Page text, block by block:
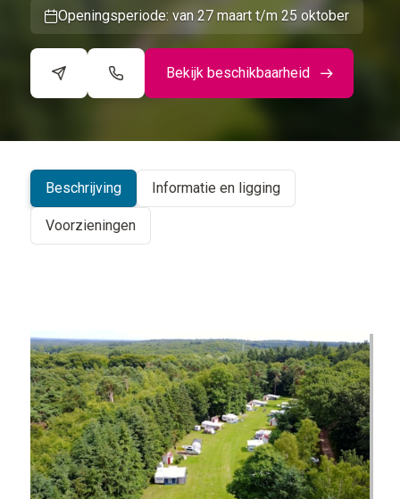
Openingsperiode: van 27 maart t/m 25 oktober
Bekijk beschikbaarheid
+
Beschrijving Informatie en ligging
Voorzieningen